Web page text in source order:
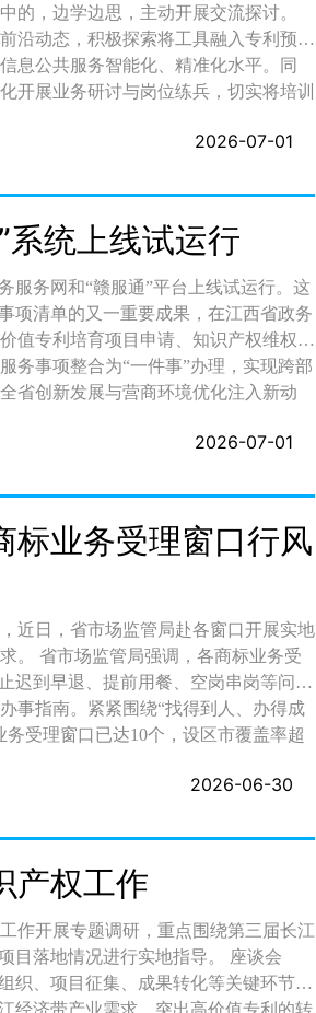
权公共服务机构要为选手参赛提供必要
障。大赛不
和往返交通费由参赛选手所在单位承
公共
试点，推动协同保护从“纸面共识”走
中心联手成功调处跨省涉外药品专利侵
会代表均紧扣工作实际，全面分享了知
业发展的合作意愿。中部六省知识产权
协同等核心议题从活动最后，举行中部
制，江西中心轮值工作期满，由湖北中
知识产权保护中心向湖北省知识产权保
强化协同履职效能，确保各项跨区域工
保护中心
的，边学边思，主动开展交流探讨。
沿动态，积极探索将工具融入专利预
息公共服务智能化、精准化水平。同
开展业务研讨与岗位练兵，切实将培训
2026-07-01
系统上线试运行
服务网和“赣服通”平台上线试运行。这
项清单的又一重要成果，在江西省政务
值专利培育项目申请、知识产权维权援
务事项整合为“一件事”办理，实现跨部
省创新发展与营商环境优化注入新动
配对接，实现双平台服务入口统一、办
多方复用，办理进度和结果实时汇聚至
务梳理阶段已明确各环节数据采集、传
位因平台优化需调整服务的须提前报
保共享数据“可用不可见、流转可追
需登录“知识产权保护一件事”服务模
史数据和证照信息可调用共享的免于重
工作日内完成初审并报送国家知识产权
权纠纷发生地在本省的企业提供公益咨
展；仲裁申请对接省内仲裁机构，提供
用，切实降低企业知识产权保护成本。
推广，持续优化平台功能与服务流程，
过多种渠道加大政策解读和新闻宣传力
群众的意见建议，持续优化调整工作流
2026-07-01
标业务受理窗口行风
近日，省市场监管局赴各窗口开展实地
务受
迟到早退、提前用餐、空岗串岗等问题
事指南。紧紧围绕“找得到人、办得成
受理窗口已达10个，设区市覆盖率超
，全方位提升服务的精细化、专业化水
2026-06-30
产权工作
作开展专题调研，重点围绕第三届长江
情况进行实地指导。 座谈会
织、项目征集、成果转化等关键环节提
经济带产业需求，突出高价值专利的转